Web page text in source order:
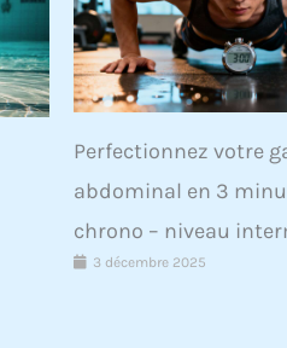
Perfectionnez votre
abdominal en 3
chrono – niveau
3 décembre 2025